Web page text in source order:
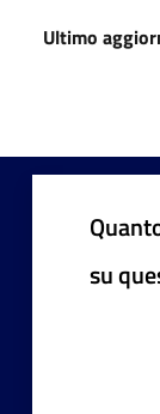
Ultimo
su